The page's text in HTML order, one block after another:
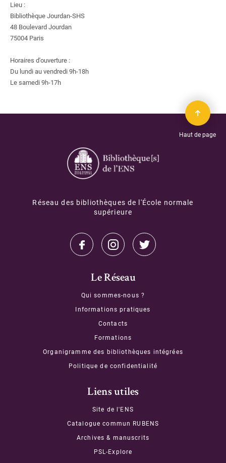
Lieu :
Bibliothèque Jourdan-SHS
48 Boulevard Jourdan
75004 Paris
Horaires d'ouverture :
Du lundi au vendredi 9h-18h
Le samedi 9h-17h
Haut de page
Réseau des bibliothèques de l'École normale
supérieure
Le Réseau
Qui sommes-nous ?
Informations pratiques
Contacts
Formations
Organigramme des bibliothèques intégrées
Politique de confidentialité
Liens utiles
Site de l'ENS
Catalogue commun RUBENS
Archives & manuscrits
PSL-Explore